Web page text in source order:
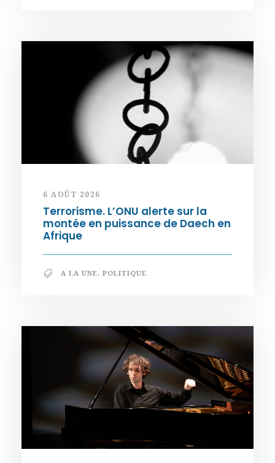
6 AOÛT 2026
Terrorisme. L’ONU alerte sur la
montée en puissance de Daech en
Afrique
A LA UNE, POLITIQUE